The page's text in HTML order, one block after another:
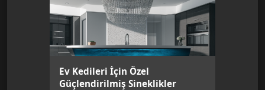
Ev Kedileri İçin Özel
Güçlendirilmiş Sineklikler